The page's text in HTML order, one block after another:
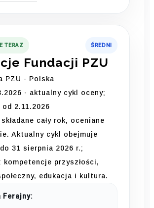
TERAZ ŚREDNI
Fundacji PZU
PZU - Polska
- aktualny cykl oceny;
2.11.2026
cały rok, oceniane
Aktualny cykl obejmuje
31 sierpnia 2026 r.;
kompetencje przyszłości,
edukacja i kultura.
Ferajny: